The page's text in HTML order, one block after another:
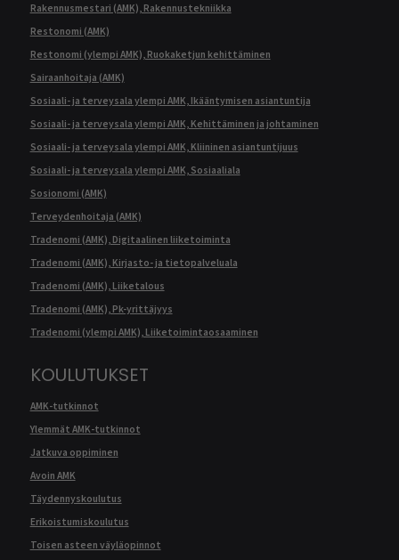
Rakennusmestari (AMK), Rakennustekniikka
Restonomi (AMK)
Restonomi (ylempi AMK), Ruokaketjun kehittäminen
Sairaanhoitaja (AMK)
Sosiaali- ja terveysala ylempi AMK, Ikääntymisen asiantuntija
Sosiaali- ja terveysala ylempi AMK, Kehittäminen ja johtaminen
Sosiaali- ja terveysala ylempi AMK, Kliininen asiantuntijuus
Sosiaali- ja terveysala ylempi AMK, Sosiaaliala
Sosionomi (AMK)
Terveydenhoitaja (AMK)
Tradenomi (AMK), Digitaalinen liiketoiminta
Tradenomi (AMK), Kirjasto- ja tietopalveluala
Tradenomi (AMK), Liiketalous
Tradenomi (AMK), Pk-yrittäjyys
Tradenomi (ylempi AMK), Liiketoimintaosaaminen
KOULUTUKSET
AMK-tutkinnot
Ylemmät AMK-tutkinnot
Jatkuva oppiminen
Avoin AMK
Täydennyskoulutus
Erikoistumiskoulutus
Toisen asteen väyläopinnot